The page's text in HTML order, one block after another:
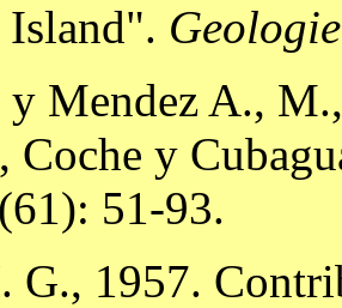
y Mendez A.,
Coche y
51-93.
G., 1957.